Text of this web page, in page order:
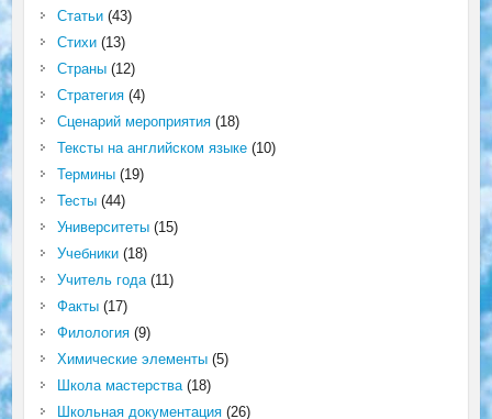
Статьи(43)
Стихи(13)
Страны(12)
Стратегия(4)
Сценарий мероприятия(18)
Тексты на английском языке(10)
Термины(19)
Тесты(44)
Университеты(15)
Учебники(18)
Учитель года(11)
Факты(17)
Филология(9)
Химические элементы(5)
Школа мастерства(18)
Школьная документация(26)